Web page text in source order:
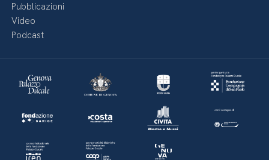
Pubblicazioni
Video
Podcast